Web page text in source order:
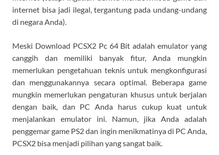
internet bisa jadi ilegal, tergantung pada undang-undang
di negara Anda).
Meski Download PCSX2 Pc 64 Bit adalah emulator yang
canggih dan memiliki banyak fitur, Anda mungkin
memerlukan pengetahuan teknis untuk mengkonfigurasi
dan menggunakannya secara optimal. Beberapa game
mungkin memerlukan pengaturan khusus untuk berjalan
dengan baik, dan PC Anda harus cukup kuat untuk
menjalankan emulator ini. Namun, jika Anda adalah
penggemar game PS2 dan ingin menikmatinya di PC Anda,
PCSX2 bisa menjadi pilihan yang sangat baik.